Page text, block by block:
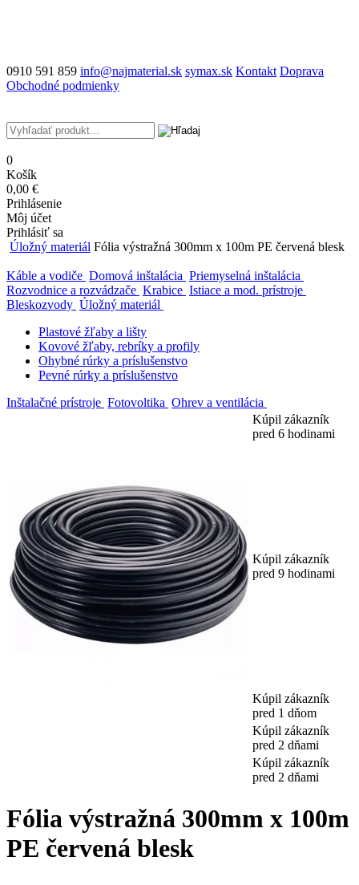
0910 591 859 info@najmaterial.sk symax.sk Kontakt Doprava
Obchodné podmienky
0
Košík
0,00 €
Prihlásenie
Môj účet
Prihlásiť sa
Úložný materiál Fólia výstražná 300mm x 100m PE červená blesk
Káble a vodiče Domová inštalácia Priemyselná inštalácia
Rozvodnice a rozvádzače Krabice Istiace a mod. prístroje
Bleskozvody Úložný materiál
Plastové žľaby a lišty
Kovové žľaby, rebríky a profily
Ohybné rúrky a príslušenstvo
Pevné rúrky a príslušenstvo
Inštalačné prístroje Fotovoltika Ohrev a ventilácia
Kúpil zákazník
pred 6 hodinami
Kúpil zákazník
pred 9 hodinami
Kúpil zákazník
pred 1 dňom
Kúpil zákazník
pred 2 dňami
Kúpil zákazník
pred 2 dňami
Fólia výstražná 300mm x 100m
PE červená blesk